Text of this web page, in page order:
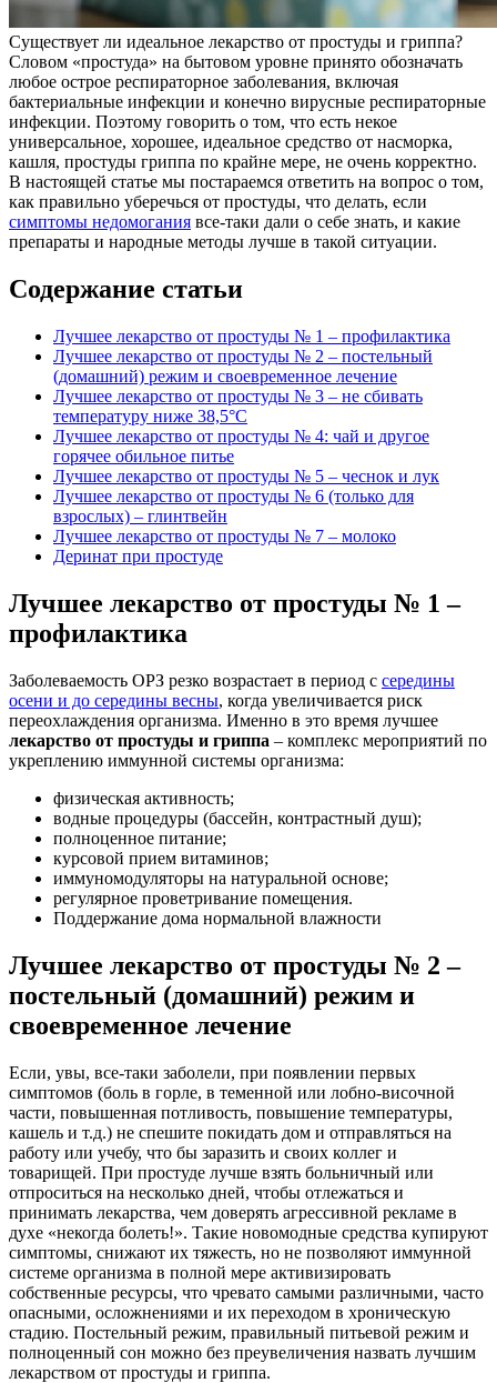
Существует ли идеальное лекарство от простуды и гриппа?
Словом «простуда» на бытовом уровне принято обозначать
любое острое респираторное заболевания, включая
бактериальные инфекции и конечно вирусные респираторные
инфекции. Поэтому говорить о том, что есть некое
универсальное, хорошее, идеальное средство от насморка,
кашля, простуды гриппа по крайне мере, не очень корректно.
В настоящей статье мы постараемся ответить на вопрос о том,
как правильно уберечься от простуды, что делать, если
симптомы недомогания все-таки дали о себе знать, и какие
препараты и народные методы лучше в такой ситуации.
Содержание статьи
Лучшее лекарство от простуды № 1 – профилактика
Лучшее лекарство от простуды № 2 – постельный
(домашний) режим и своевременное лечение
Лучшее лекарство от простуды № 3 – не сбивать
температуру ниже 38,5°С
Лучшее лекарство от простуды № 4: чай и другое
горячее обильное питье
Лучшее лекарство от простуды № 5 – чеснок и лук
Лучшее лекарство от простуды № 6 (только для
взрослых) – глинтвейн
Лучшее лекарство от простуды № 7 – молоко
Деринат при простуде
Лучшее лекарство от простуды № 1 –
профилактика
Заболеваемость ОРЗ резко возрастает в период с середины
осени и до середины весны, когда увеличивается риск
переохлаждения организма. Именно в это время лучшее
лекарство от простуды и гриппа – комплекс мероприятий по
укреплению иммунной системы организма:
физическая активность;
водные процедуры (бассейн, контрастный душ);
полноценное питание;
курсовой прием витаминов;
иммуномодуляторы на натуральной основе;
регулярное проветривание помещения.
Поддержание дома нормальной влажности
Лучшее лекарство от простуды № 2 –
постельный (домашний) режим и
своевременное лечение
Если, увы, все-таки заболели, при появлении первых
симптомов (боль в горле, в теменной или лобно-височной
части, повышенная потливость, повышение температуры,
кашель и т.д.) не спешите покидать дом и отправляться на
работу или учебу, что бы заразить и своих коллег и
товарищей. При простуде лучше взять больничный или
отпроситься на несколько дней, чтобы отлежаться и
принимать лекарства, чем доверять агрессивной рекламе в
духе «некогда болеть!». Такие новомодные средства купируют
симптомы, снижают их тяжесть, но не позволяют иммунной
системе организма в полной мере активизировать
собственные ресурсы, что чревато самыми различными, часто
опасными, осложнениями и их переходом в хроническую
стадию. Постельный режим, правильный питьевой режим и
полноценный сон можно без преувеличения назвать лучшим
лекарством от простуды и гриппа.